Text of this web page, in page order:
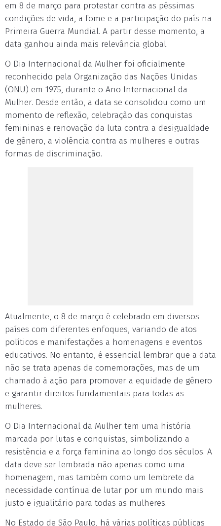
em 8 de março para protestar contra as péssimas
condições de vida, a fome e a participação do país na
Primeira Guerra Mundial. A partir desse momento, a
data ganhou ainda mais relevância global.
O Dia Internacional da Mulher foi oficialmente
reconhecido pela Organização das Nações Unidas
(ONU) em 1975, durante o Ano Internacional da
Mulher. Desde então, a data se consolidou como um
momento de reflexão, celebração das conquistas
femininas e renovação da luta contra a desigualdade
de gênero, a violência contra as mulheres e outras
formas de discriminação.
Atualmente, o 8 de março é celebrado em diversos
países com diferentes enfoques, variando de atos
políticos e manifestações a homenagens e eventos
educativos. No entanto, é essencial lembrar que a data
não se trata apenas de comemorações, mas de um
chamado à ação para promover a equidade de gênero
e garantir direitos fundamentais para todas as
mulheres.
O Dia Internacional da Mulher tem uma história
marcada por lutas e conquistas, simbolizando a
resistência e a força feminina ao longo dos séculos. A
data deve ser lembrada não apenas como uma
homenagem, mas também como um lembrete da
necessidade contínua de lutar por um mundo mais
justo e igualitário para todas as mulheres.
No Estado de São Paulo, há várias políticas públicas